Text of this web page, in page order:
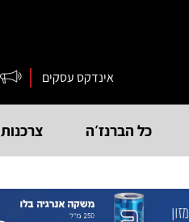
אינדקס עסקים
כל הברנז׳ה צרכנות